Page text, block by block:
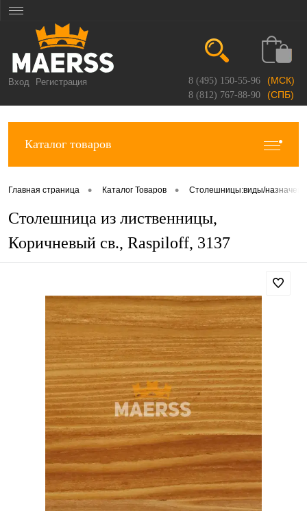
Вход Регистрация 8 (495) 150-55-96 (МСК)
8 (812) 767-88-90 (СПБ)
Каталог товаров
Главная страница • Каталог Товаров • Столешницы:виды/
Столешница из лиственницы,
Коричневый св., Raspiloff, 3137